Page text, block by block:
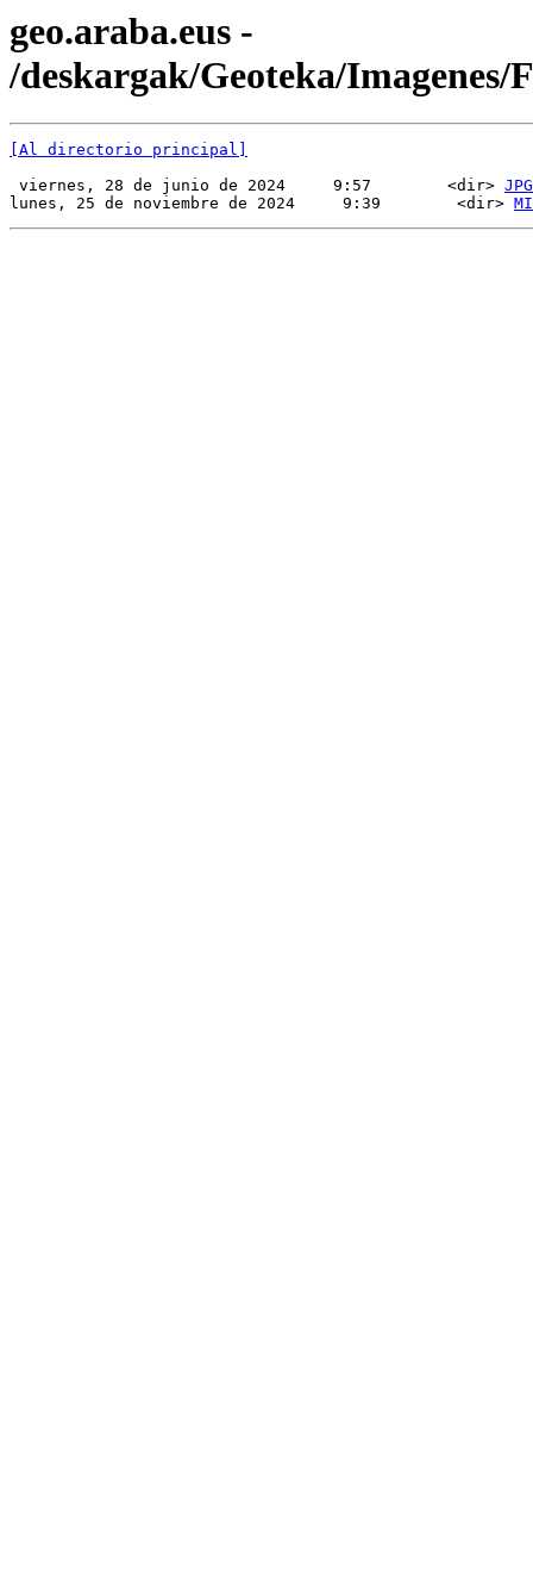
geo.araba.eus -
/deskargak/Geoteka/Imagenes/
[Al directorio principal]
viernes, 28 de junio de 2024     9:57        <dir> JPG
lunes, 25 de noviembre de 2024     9:39        <dir>